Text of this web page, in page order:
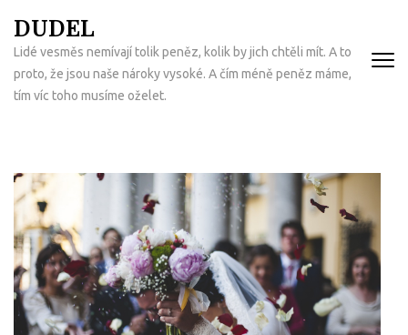
na
obsah
(Enter)
DUDEL
Lidé vesměs nemívají tolik peněz, kolik by jich chtěli mít. A to
proto, že jsou naše nároky vysoké. A čím méně peněz máme,
tím víc toho musíme oželet.